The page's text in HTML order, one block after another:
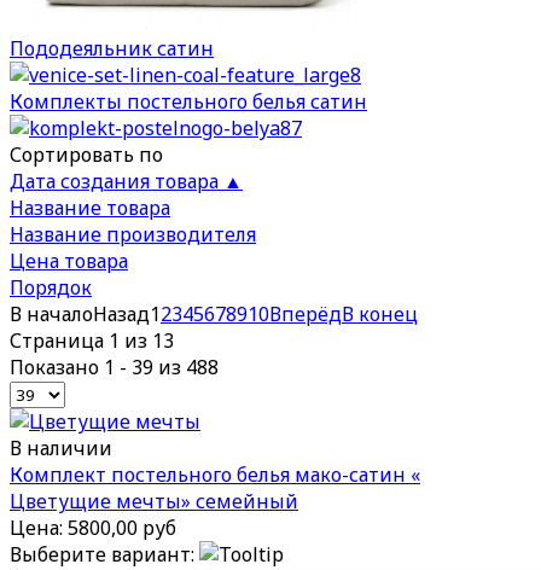
Пододеяльник сатин
Комплекты постельного белья сатин
Сортировать по
Дата создания товара ▲
Название товара
Название производителя
Цена товара
Порядок
В началоНазад12345678910ВперёдВ конец
Страница 1 из 13
Показано 1 - 39 из 488
В наличии
Комплект постельного белья мако-сатин «
Цветущие мечты» семейный
Цена: 5800,00 руб
Выберите вариант: